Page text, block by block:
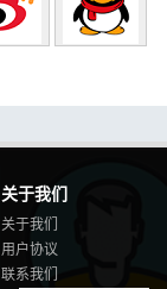
关于我们
关于我们
用户协议
联系我们